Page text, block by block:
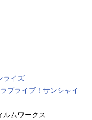
ライズ
ラブライブ！サンシャイ
ルムワークス